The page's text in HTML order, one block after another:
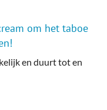
om het taboe
en duurt tot en